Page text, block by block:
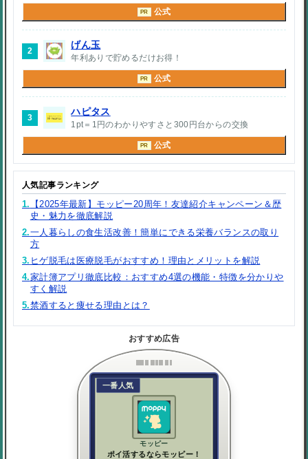
PR 公式
2
げん玉
年利ありで貯めるだけお得！
PR 公式
3
ハピタス
1pt＝1円のわかりやすさと300円台からの交換
PR 公式
人気記事ランキング
1.
【2025年最新】モッピー20周年！友達紹介キャンペーン＆歴
史・魅力を徹底解説
2.一人暮らしの食生活改善！簡単にできる栄養バランスの取り
方
3. ヒゲ脱毛は医療脱毛がおすすめ！理由とメリットを解説
4.家計簿アプリ徹底比較：おすすめ4選の機能・特徴を分かりや
すく解説
5.禁酒すると痩せる理由とは？
おすすめ広告
一番人気
モッピー
ポイ活するならモッピー！